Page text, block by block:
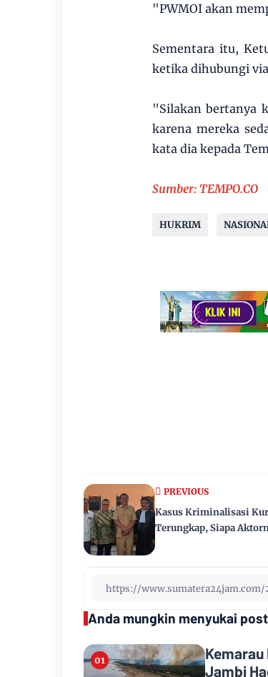
"PWMOI akan
Sementara itu,
ketika dihubungi
"Silakan bertanya
karena mereka
kata dia kepada
Sumber: TEMPO.CO
HUKRIM
PREVIOUS
Kasus Kriminalisasi
Terungkap, Siapa
Anda mungkin menyukai
Jambi